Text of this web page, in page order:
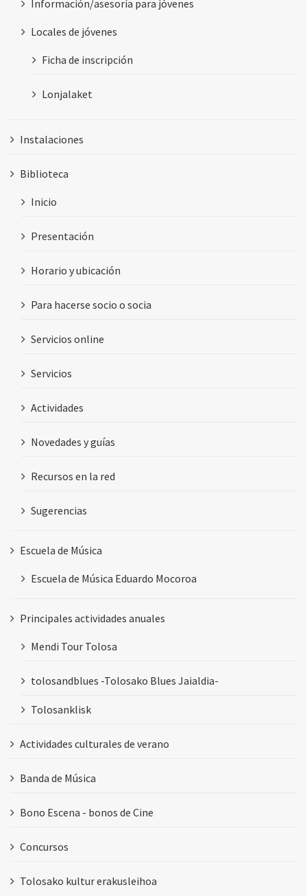
Información/asesoría para jóvenes
Locales de jóvenes
Ficha de inscripción
Lonjalaket
Instalaciones
Biblioteca
Inicio
Presentación
Horario y ubicación
Para hacerse socio o socia
Servicios online
Servicios
Actividades
Novedades y guías
Recursos en la red
Sugerencias
Escuela de Música
Escuela de Música Eduardo Mocoroa
Principales actividades anuales
Mendi Tour Tolosa
tolosandblues -Tolosako Blues Jaialdia-
Tolosanklisk
Actividades culturales de verano
Banda de Música
Bono Escena - bonos de Cine
Concursos
Tolosako kultur erakusleihoa